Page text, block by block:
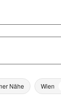
Nähe Wien